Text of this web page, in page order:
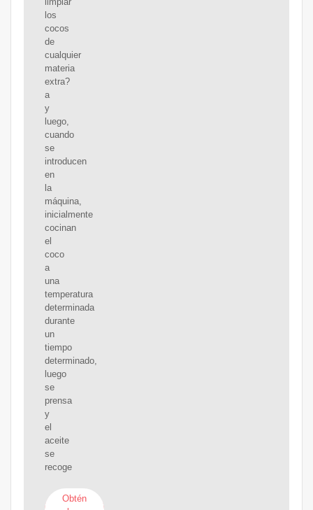
los
cocos
de
cualquier
materia
extra?
a
y
luego,
cuando
se
introducen
en
la
máquina,
inicialmente
cocinan
el
coco
a
una
temperatura
determinada
durante
un
tiempo
determinado,
luego
se
prensa
y
el
aceite
se
recoge
Obtén